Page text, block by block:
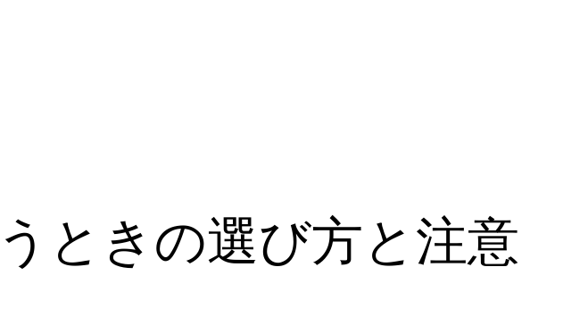
ときの選び方と注意